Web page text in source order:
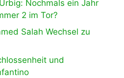
Nochmals ein Jahr
2 im Tor?
Salah Wechsel zu
und